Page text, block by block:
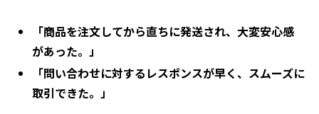
「商品を注文してから直ちに発送され、大変安心感
があった。」
「問い合わせに対するレスポンスが早く、スムーズに
取引できた。」